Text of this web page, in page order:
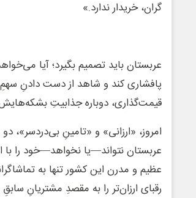
گران، خریدار ندارد.»
عربستان باید تصمیم بگیرد؛ آیا
پافشاری کند و شاهد از دست دادنِ سهمِ
قیمت‌گذاری، دوباره جذابیتِ بشکه‌هایش
امروز، «ارزانی» و «تامینِ بی‌دردسر»،
عربستان نتواند—یا نخواهد—خود را
عظیم و مدرن این کشور تنها به
رقبای ارزان‌تر را به مقصدِ مشتریانِ